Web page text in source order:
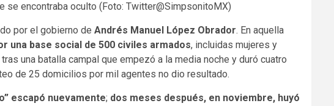
se encontraba oculto (Foto: Twitter@SimpsonitoMX)
por el gobierno de Andrés Manuel López Obrador. En aquella
una base social de 500 civiles armados, incluidas mujeres y
una batalla campal que empezó a la media noche y duró cuatro
de 25 domicilios por mil agentes no dio resultado.
escapó nuevamente; dos meses después, en noviembre, huyó